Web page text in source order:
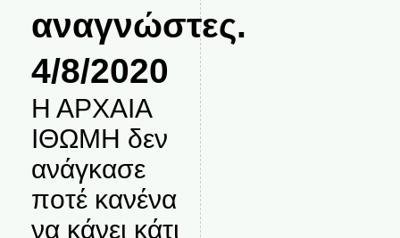
αναγνώστες.
4/8/2020
Η ΑΡΧΑΙΑ
ΙΘΩΜΗ δεν
ανάγκασε
ποτέ κανένα
να κάνει κάτι